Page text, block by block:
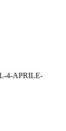
4-APRILE-